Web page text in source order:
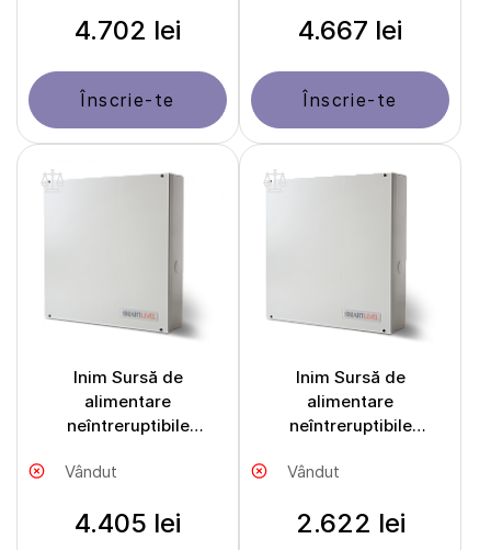
4.702 lei
Înscrie-te
4.667 lei
Înscrie-te
Inim Sursă de
alimentare
neîntreruptibile
Vândut
4.405 lei
Inim Sursă de
alimentare
neîntreruptibile
Vândut
2.622 lei